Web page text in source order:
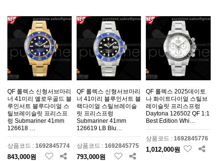
QF 롤렉스 신형서브마리
너 41미리 옐로우골드 블
루인서트 블루다이얼 스
틸브레이슬릿 프리스프
렁 Submariner 41mm
126618 …
상품코드 : 1692845774
843,000원
QF 롤렉스 신형서브마리
너 41미리 블루인서트 블
랙다이얼 스틸브레이슬
릿 프리스프렁
Submariner 41mm
126619 LB Blu…
상품코드 :1692845775
793,000원
QF 롤렉스 2025데이토
나 화이트다이얼 스틸브
레이슬릿 프리스프렁
Daytona 126502 QF 1:1
Best Edition Whi…
상품코드 :1692845776
1,012,000원